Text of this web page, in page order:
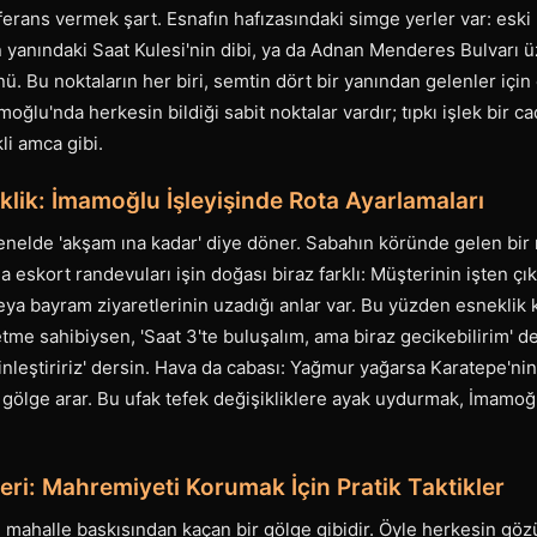
vermek şart. Esnafın hafızasındaki simge yerler var:
yanındaki Saat Kulesi'nin dibi, ya da Adnan Menderes Bulvarı
Bu noktaların her biri, semtin dört bir yanından gelenler
herkesin bildiği sabit noktalar vardır; tıpkı işlek bir
amca gibi.
İmamoğlu İşleyişinde Rota Ayarlamaları
'akşam ına kadar' diye döner. Sabahın köründe gelen bir
eskort randevuları işin doğası biraz farklı: Müşterinin işten
bayram ziyaretlerinin uzadığı anlar var. Bu yüzden esneklik
sahibiysen, 'Saat 3'te buluşalım, ama biraz gecikebilirim'
dersin. Hava da cabası: Yağmur yağarsa Karatepe'nin
gölge arar. Bu ufak tefek değişikliklere ayak uydurmak,
Mahremiyeti Korumak İçin Pratik Taktikler
baskısından kaçan bir gölge gibidir. Öyle herkesin